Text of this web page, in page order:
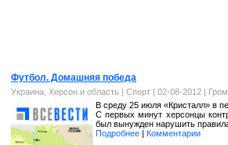
Футбол. Домашняя победа
Украина, Херсон и область | Спорт | 02-08-2012 |
В среду 25 июля «Кристалл» в
С первых минут херсонцы
был вынужден нарушить
Подробнее | Комментарии